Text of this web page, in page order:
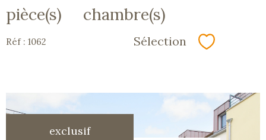
pièce(s) chambre(s)
Réf : 1062 Sélection
exclusif